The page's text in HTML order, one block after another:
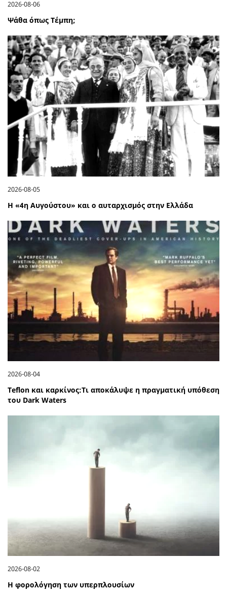
2026-08-06
Ψάθα όπως Τέμπη;
2026-08-05
Η «4η Αυγούστου» και ο αυταρχισμός στην Ελλάδα
2026-08-04
Teflon και καρκίνος:Τι αποκάλυψε η πραγματική υπόθεση
του Dark Waters
2026-08-02
Η φορολόγηση των υπερπλουσίων